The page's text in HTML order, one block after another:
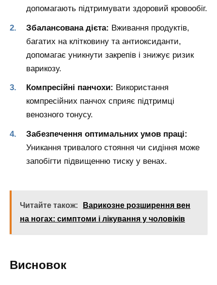
допомагають підтримувати здоровий кровообіг.
Збалансована дієта: Вживання продуктів,
багатих на клітковину та антиоксиданти,
допомагає уникнути закрепів і знижує ризик
варикозу.
Компресійні панчохи: Використання
компресійних панчох сприяє підтримці
венозного тонусу.
Забезпечення оптимальних умов праці:
Уникання тривалого стояння чи сидіння може
запобігти підвищенню тиску у венах.
Читайте також:
Варикозне розширення вен
на ногах: симптоми і лікування у чоловіків
Висновок